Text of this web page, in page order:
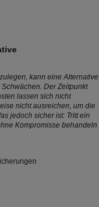
kann eine Alternative
Der Zeitpunkt
lassen sich nicht
nicht ausreichen, um die
jedoch sicher ist: Tritt ein
Kompromisse behandeln